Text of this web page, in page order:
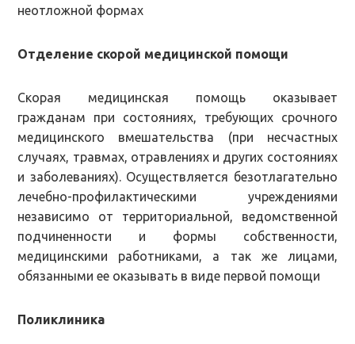
неотложной формах
Отделение скорой медицинской помощи
Скорая медицинская помощь оказывает
гражданам при состояниях, требующих срочного
медицинского вмешательства (при несчастных
случаях, травмах, отравлениях и других состояниях
и заболеваниях). Осуществляется безотлагательно
лечебно-профилактическими учреждениями
независимо от территориальной, ведомственной
подчиненности и формы собственности,
медицинскими работниками, а так же лицами,
обязанными ее оказывать в виде первой помощи
Поликлиника